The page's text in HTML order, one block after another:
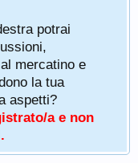
potrai
mercatino e
la tua
aspetti?
a e non
.